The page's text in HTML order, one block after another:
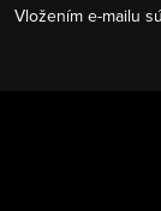
Vložením e-mailu